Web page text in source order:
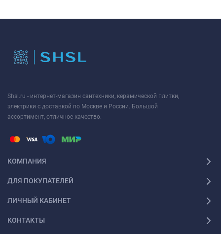
Shsl.ru - интернет-магазин сантехники, керамической плитки,
электрики с доставкой по Москве и России. Большой
ассортимент, отличное качество.
КОМПАНИЯ
ДЛЯ ПОКУПАТЕЛЕЙ
ЛИЧНЫЙ КАБИНЕТ
КОНТАКТЫ